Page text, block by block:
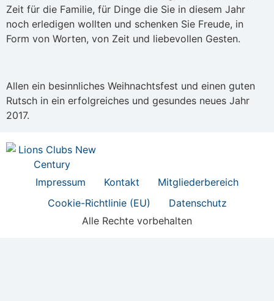
Zeit für die Familie, für Dinge die Sie in diesem Jahr
noch erledigen wollten und schenken Sie Freude, in
Form von Worten, von Zeit und liebevollen Gesten.
Allen ein besinnliches Weihnachtsfest und einen guten
Rutsch in ein erfolgreiches und gesundes neues Jahr
2017.
Impressum Kontakt
Mitgliederbereich
Cookie-Richtlinie (EU)
Datenschutz
Alle Rechte vorbehalten